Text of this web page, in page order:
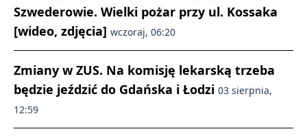
Szwederowie. Wielki pożar przy ul. Kossaka
[wideo, zdjęcia] wczoraj, 06:20
Zmiany w ZUS. Na komisję lekarską trzeba
będzie jeździć do Gdańska i Łodzi 03 sierpnia,
12:59